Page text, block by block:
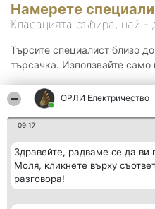
ОРЛИ Електричество
09:17
Здравейте, радваме се да ви
Моля, кликнете върху
разговора!
Намерете
Класацията събира, най -
Търсите специалист близо
търсачка. Използвайте само